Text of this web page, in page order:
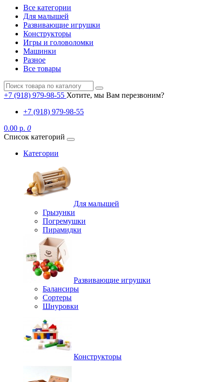
Все категории
Для малышей
Развивающие игрушки
Конструкторы
Игры и головоломки
Машинки
Разное
Все товары
+7 (918) 979-98-55 Хотите, мы Вам перезвоним?
+7 (918) 979-98-55
0.00 р. 0
Список категорий
Категории
Для малышей
Грызунки
Погремушки
Пирамидки
Развивающие игрушки
Балансиры
Сортеры
Шнуровки
Конструкторы